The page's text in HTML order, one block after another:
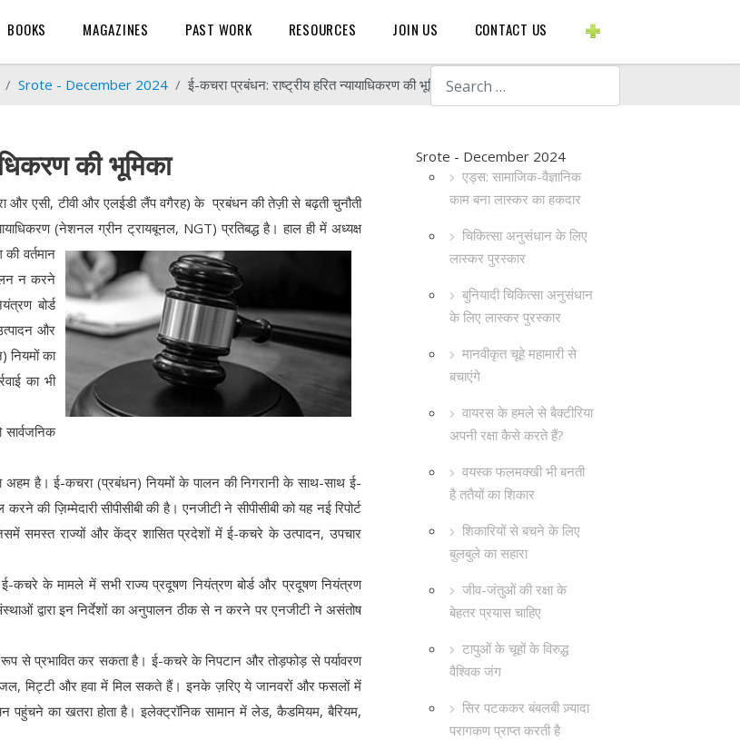
Search
BOOKS MAGAZINES PAST WORK RESOURCES JOIN US CONTACT US
Srote - December 2024 ई-कचरा प्रबंधन: राष्ट्रीय हरित न्यायाधिकरण की भूमिका
Srote - December 2024
एड्स: सामाजिक-वैज्ञानिक
काम बना लास्कर का हकदार
चिकित्सा अनुसंधान के लिए
लास्कर पुरस्कार
बुनियादी चिकित्सा अनुसंधान
के लिए लास्कर पुरस्कार
मानवीकृत चूहे महामारी से
बचाएंगे
वायरस के हमले से बैक्टीरिया
अपनी रक्षा कैसे करते हैं?
वयस्क फलमक्खी भी बनती
है ततैयों का शिकार
शिकारियों से बचने के लिए
बुलबुले का सहारा
जीव-जंतुओं की रक्षा के
बेहतर प्रयास चाहिए
टापुओं के चूहों के विरुद्ध
वैश्विक जंग
सिर पटककर बंबलबी ज़्यादा
परागकण प्राप्त करती है
की भूमिका
एसी, टीवी और एलईडी लैंप वगैरह) के प्रबंधन की तेज़ी से बढ़ती चुनौती
(नेशनल ग्रीन ट्रायबूनल, NGT) प्रतिबद्ध है। हाल ही में अध्यक्ष
वर्तमान
न करने
बोर्ड
और
नियमों का
का भी
है। ई-कचरा (प्रबंधन) नियमों के पालन की निगरानी के साथ-साथ ई-
की ज़िम्मेदारी सीपीसीबी की है। एनजीटी ने सीपीसीबी को यह नई रिपोर्ट
समस्त राज्यों और केंद्र शासित प्रदेशों में ई-कचरे के उत्पादन, उपचार
के मामले में सभी राज्य प्रदूषण नियंत्रण बोर्ड और प्रदूषण नियंत्रण
संस्थाओं द्वारा इन निर्देशों का अनुपालन ठीक से न करने पर एनजीटी ने असंतोष
रूप से प्रभावित कर सकता है। ई-कचरे के निपटान और तोड़फोड़ से पर्यावरण
मिट्टी और हवा में मिल सकते हैं। इनके ज़रिए ये जानवरों और फसलों में
का खतरा होता है। इलेक्ट्रॉनिक सामान में लेड, कैडमियम, बैरियम,